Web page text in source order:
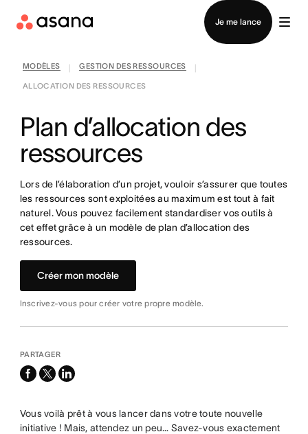
Je me lance
Contacter le service commercial
MODÈLES GESTION DES RESSOURCES
ALLOCATION DES RESSOURCES
Plan d’allocation des
ressources
Lors de l’élaboration d’un projet, vouloir s’assurer que toutes
les ressources sont exploitées au maximum est tout à fait
naturel. Vous pouvez facilement standardiser vos outils à
cet effet grâce à un modèle de plan d’allocation des
ressources.
Créer mon modèle
Inscrivez-vous pour créer votre propre modèle.
PARTAGER
facebook
x-
linkedin
Vous voilà prêt à vous lancer dans votre toute nouvelle
initiative ! Mais, attendez un peu… Savez-vous exactement